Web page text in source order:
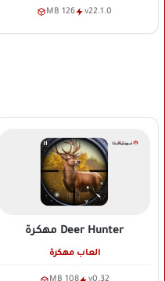
v22.1.0
126 MB
Deer Hunter مهكرة
العاب مهكرة